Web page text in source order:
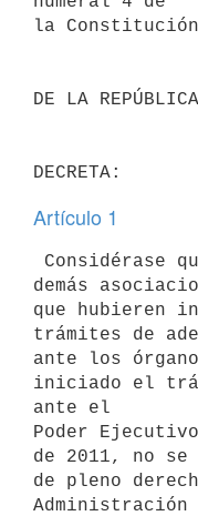
la
DE LA REPÚBLICA
Artículo 1
demás
que hubieren
trámites de
ante los
iniciado el
ante el
Poder
de 2011, no
de pleno
Administración